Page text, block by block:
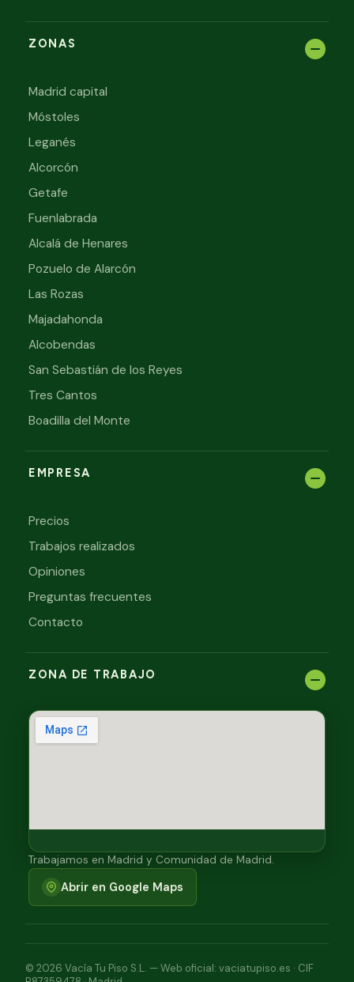
ZONAS
Madrid capital
Móstoles
Leganés
Alcorcón
Getafe
Fuenlabrada
Alcalá de Henares
Pozuelo de Alarcón
Las Rozas
Majadahonda
Alcobendas
San Sebastián de los Reyes
Tres Cantos
Boadilla del Monte
EMPRESA
Precios
Trabajos realizados
Opiniones
Preguntas frecuentes
Contacto
ZONA DE TRABAJO
Trabajamos en Madrid y Comunidad de Madrid.
Abrir en Google Maps
© 2026 Vacía Tu Piso S.L. — Web oficial: vaciatupiso.es · CIF